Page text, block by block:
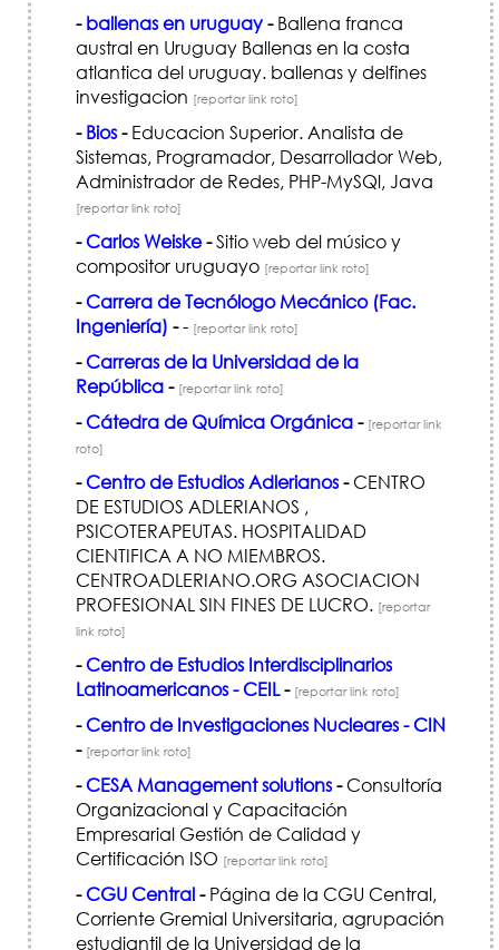
- ballenas en uruguay-Ballena franca
austral en Uruguay Ballenas en la costa
atlantica del uruguay. ballenas y delfines
investigacion [reportar link roto]
- Bios-Educacion Superior. Analista de
Sistemas, Programador, Desarrollador Web,
Administrador de Redes, PHP-MySQl, Java
[reportar link roto]
-Carlos Weiske-Sitio web del músico y
compositor uruguayo [reportar link roto]
-Carrera de Tecnólogo Mecánico (Fac.
Ingeniería) -- [reportar link roto]
-Carreras de la Universidad de la
República- [reportar link roto]
-Cátedra de Química Orgánica- [reportar link
roto]
-Centro de Estudios Adlerianos-CENTRO
DE ESTUDIOS ADLERIANOS ,
PSICOTERAPEUTAS. HOSPITALIDAD
CIENTIFICA A NO MIEMBROS.
CENTROADLERIANO.ORG ASOCIACION
PROFESIONAL SIN FINES DE LUCRO. [reportar
link roto]
-Centro de Estudios Interdisciplinarios
Latinoamericanos - CEIL- [reportar link roto]
-Centro de Investigaciones Nucleares - CIN
- [reportar link roto]
-CESA Management solutions-Consultoría
Organizacional y Capacitación
Empresarial Gestión de Calidad y
Certificación ISO [reportar link roto]
-CGU Central-Página de la CGU Central,
Corriente Gremial Universitaria, agrupación
estudiantil de la Universidad de la